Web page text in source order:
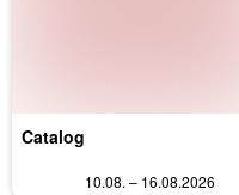
Catalog
10.08. – 16.08.2026